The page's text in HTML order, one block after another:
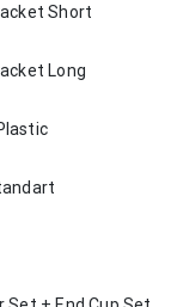
Bracket
Bracket
Cup